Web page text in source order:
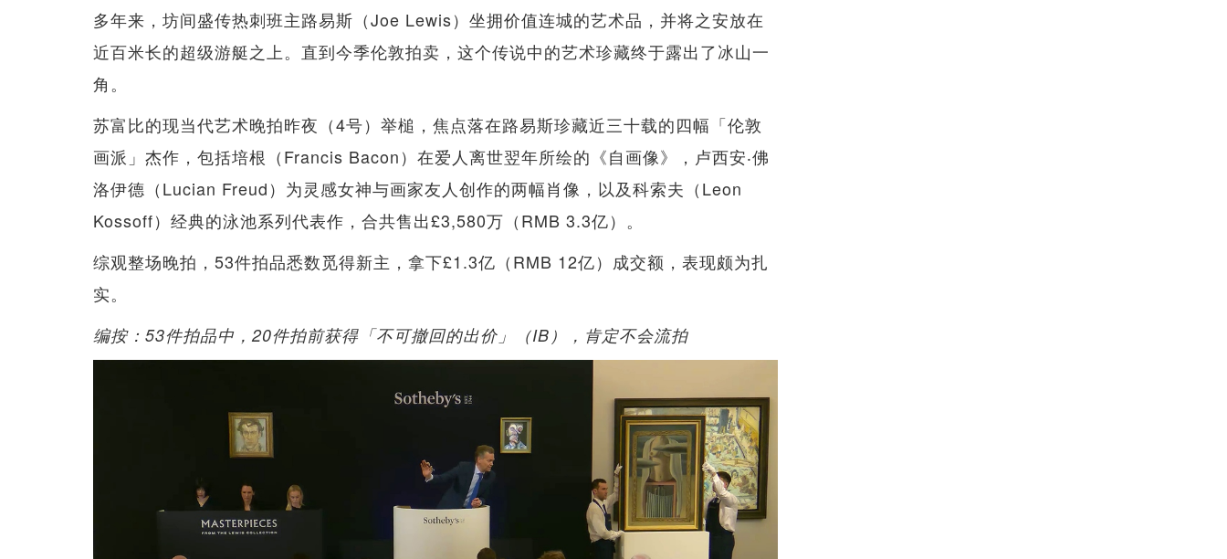
多年来，坊间盛传热刺班主路易斯（Joe Lewis）坐拥价值连城的艺术品，并将之安放在
近百米长的超级游艇之上。直到今季伦敦拍卖，这个传说中的艺术珍藏终于露出了冰山一
角。
苏富比的现当代艺术晚拍昨夜（4号）举槌，焦点落在路易斯珍藏近三十载的四幅「伦敦
画派」杰作，包括培根（Francis Bacon）在爱人离世翌年所绘的《自画像》，卢西安‧佛
洛伊德（Lucian Freud）为灵感女神与画家友人创作的两幅肖像，以及科索夫（Leon
Kossoff）经典的泳池系列代表作，合共售出£3,580万（RMB 3.3亿）。
综观整场晚拍，53件拍品悉数觅得新主，拿下£1.3亿（RMB 12亿）成交额，表现颇为扎
实。
编按：53件拍品中，20件拍前获得「不可撤回的出价」（IB），肯定不会流拍